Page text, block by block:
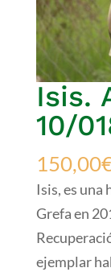
Isis.
10/
150,00
Isis, es una
Grefa en
ejemplar